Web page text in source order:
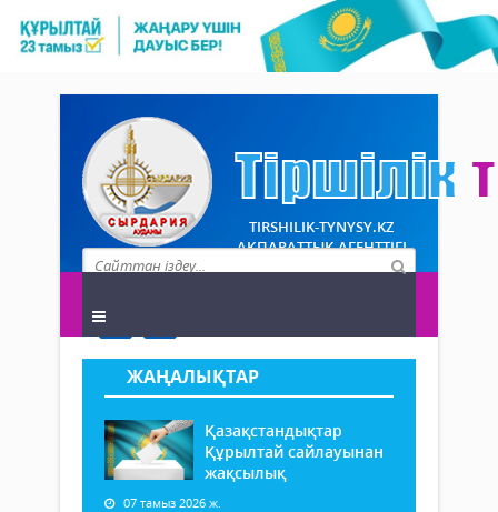
TIRSHILIK-TYNYSY.KZ
АҚПАРАТТЫҚ АГЕНТТІГІ
ЖАҢАЛЫҚТАР
Қазақстандықтар
Құрылтай сайлауынан
жақсылық
07 тамыз 2026 ж.